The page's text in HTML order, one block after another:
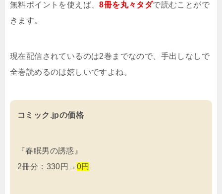
無料ポイントを使えば、8冊を丸々タダで読むことがで
きます。
現在配信されているのは2巻までなので、手出しなしで
全巻読めるのは嬉しいですよね。
コミック.jpの価格
『春眠男の誘惑』
2冊分：330円→ 0円